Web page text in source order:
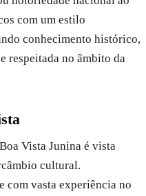
com um estilo
conhecimento histórico,
respeitada no âmbito da
Vista Junina é vista
cultural.
com vasta experiência no